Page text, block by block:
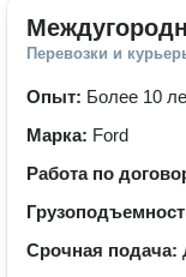
Перевозки и
Опыт: Более 10
Марка: Ford
Работа по
Срочная подача: